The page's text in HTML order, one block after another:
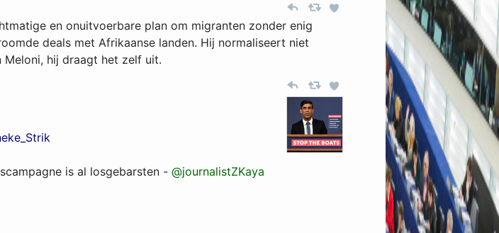
en onuitvoerbare plan om migranten zonder enig
deals met Afrikaanse landen. Hij normaliseert niet
hij draagt het zelf uit.
is al losgebarsten -@journalistZKaya